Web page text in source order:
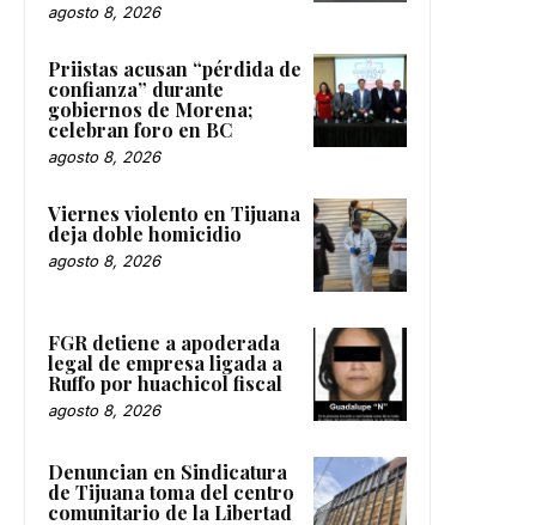
agosto 8, 2026
Priistas acusan “pérdida de
confianza” durante
gobiernos de Morena;
celebran foro en BC
agosto 8, 2026
Viernes violento en Tijuana
deja doble homicidio
agosto 8, 2026
FGR detiene a apoderada
legal de empresa ligada a
Ruffo por huachicol fiscal
agosto 8, 2026
Denuncian en Sindicatura
de Tijuana toma del centro
comunitario de la Libertad